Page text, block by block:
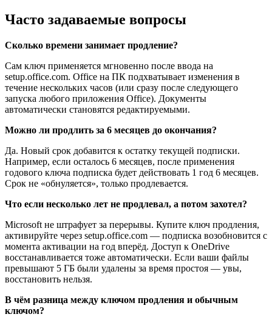
Часто задаваемые вопросы
Сколько времени занимает продление?
Сам ключ применяется мгновенно после ввода на
setup.office.com. Office на ПК подхватывает изменения в
течение нескольких часов (или сразу после следующего
запуска любого приложения Office). Документы
автоматически становятся редактируемыми.
Можно ли продлить за 6 месяцев до окончания?
Да. Новый срок добавится к остатку текущей подписки.
Например, если осталось 6 месяцев, после применения
годового ключа подписка будет действовать 1 год 6 месяцев.
Срок не «обнуляется», только продлевается.
Что если несколько лет не продлевал, а потом захотел?
Microsoft не штрафует за перерывы. Купите ключ продления,
активируйте через setup.office.com — подписка возобновится с
момента активации на год вперёд. Доступ к OneDrive
восстанавливается тоже автоматически. Если ваши файлы
превышают 5 ГБ были удалены за время простоя — увы,
восстановить нельзя.
В чём разница между ключом продления и обычным
ключом?